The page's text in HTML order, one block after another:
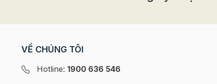
Cách bảo quản sản phẩm
VỀ CHÚNG TÔI
Hotline: 1900 636 546